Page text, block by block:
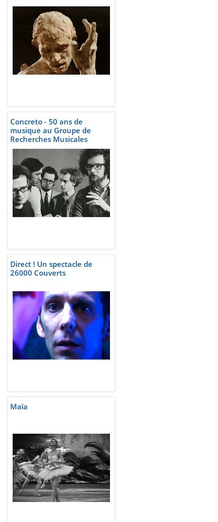
Concreto - 50 ans de
musique au Groupe de
Recherches Musicales
Direct ! Un spectacle de
26000 Couverts
Maïa